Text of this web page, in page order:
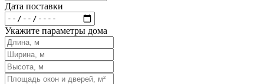
Дата поставки
Укажите параметры дома